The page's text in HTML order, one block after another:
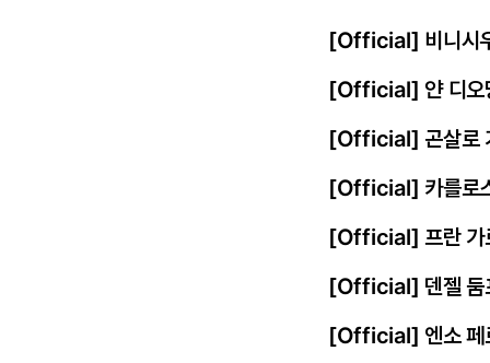
[Official] 비니시
[Official] 얀 디오
[Official] 곤살로
[Official] 카를로
[Official] 프란 가
[Official] 덴젤 둠
[Official] 엔소 페